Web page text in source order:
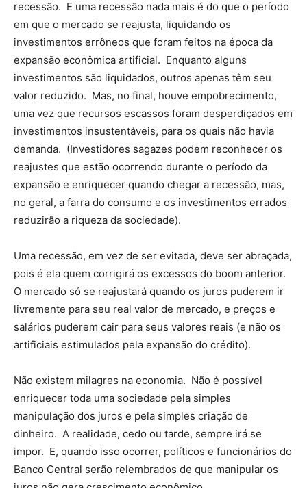
recessão. E uma recessão nada mais é do que o período
em que o mercado se reajusta, liquidando os
investimentos errôneos que foram feitos na época da
expansão econômica artificial. Enquanto alguns
investimentos são liquidados, outros apenas têm seu
valor reduzido. Mas, no final, houve empobrecimento,
uma vez que recursos escassos foram desperdiçados em
investimentos insustentáveis, para os quais não havia
demanda. (Investidores sagazes podem reconhecer os
reajustes que estão ocorrendo durante o período da
expansão e enriquecer quando chegar a recessão, mas,
no geral, a farra do consumo e os investimentos errados
reduzirão a riqueza da sociedade).
Uma recessão, em vez de ser evitada, deve ser abraçada,
pois é ela quem corrigirá os excessos do boom anterior.
O mercado só se reajustará quando os juros puderem ir
livremente para seu real valor de mercado, e preços e
salários puderem cair para seus valores reais (e não os
artificiais estimulados pela expansão do crédito).
Não existem milagres na economia. Não é possível
enriquecer toda uma sociedade pela simples
manipulação dos juros e pela simples criação de
dinheiro. A realidade, cedo ou tarde, sempre irá se
impor. E, quando isso ocorrer, políticos e funcionários do
Banco Central serão relembrados de que manipular os